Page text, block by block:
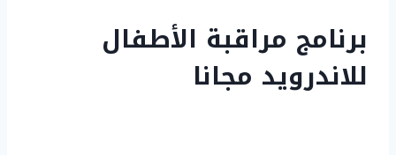
برنامج مراقبة الأطفال
للاندرويد مجانا